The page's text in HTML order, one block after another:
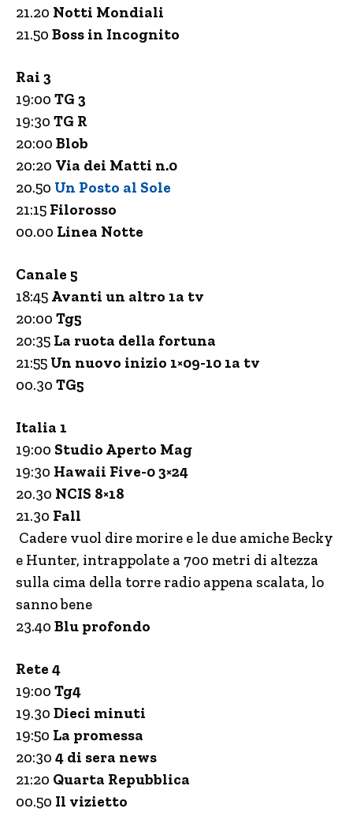
21.20 Notti Mondiali
21.50 Boss in Incognito
Rai 3
19:00 TG 3
19:30 TG R
20:00 Blob
20:20 Via dei Matti n.0
20.50 Un Posto al Sole
21:15 Filorosso
00.00 Linea Notte
Canale 5
18:45 Avanti un altro 1a tv
20:00 Tg5
20:35 La ruota della fortuna
21:55 Un nuovo inizio 1×09-10 1a tv
00.30 TG5
Italia 1
19:00 Studio Aperto Mag
19:30 Hawaii Five-0 3×24
20.30 NCIS 8×18
21.30 Fall
Cadere vuol dire morire e le due amiche Becky
e Hunter, intrappolate a 700 metri di altezza
sulla cima della torre radio appena scalata, lo
sanno bene
23.40 Blu profondo
Rete 4
19:00 Tg4
19.30 Dieci minuti
19:50 La promessa
20:30 4 di sera news
21:20 Quarta Repubblica
00.50 Il vizietto